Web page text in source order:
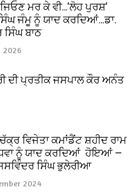
ਮਰ ਕੇ ਵੀ…‘ਲੋਹ ਪੁਰਸ਼’
ਜੰਮੂ ਨੂੰ ਯਾਦ ਕਰਦਿਆਂ…ਡਾ.
ਸਿੰਘ ਬਾਠ
2026
ਦੀ ਪ੍ਰਤੀਕ ਜਸਪਾਲ ਕੌਰ ਅਨੰਤ
ਵਿਜੇਤਾ ਕਮਾਂਡੈਂਟ ਸ਼ਹੀਦ ਰਾਮ
ਨੂੰ ਯਾਦ ਕਰਦਿਆਂ ਹੋਇਆਂ —
ਸਿੰਘ ਭੁਲੇਰੀਆ
2024